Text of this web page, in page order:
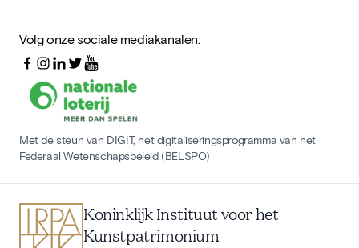
Volg onze sociale mediakanalen:
Met de steun van DIGIT, het digitaliseringsprogramma van het
Federaal Wetenschapsbeleid (BELSPO)
Koninklijk Instituut voor het
Kunstpatrimonium